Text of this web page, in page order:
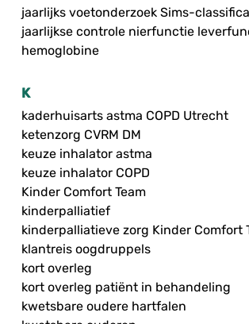
jaarlijks voetonderzoek Sims-
jaarlijkse controle nierfunctie
hemoglobine
K
kaderhuisarts astma COPD Utrecht
ketenzorg CVRM DM
keuze inhalator astma
keuze inhalator COPD
Kinder Comfort Team
kinderpalliatief
kinderpalliatieve zorg Kinder Comfort
klantreis oogdruppels
kort overleg
kort overleg patiënt in behandeling
kwetsbare oudere hartfalen